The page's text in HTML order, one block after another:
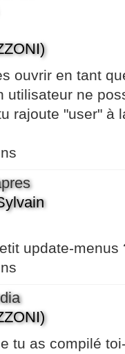
ouvrir en tant
utilisateur ne
rajoute "user" à
update-menus
tu as compilé